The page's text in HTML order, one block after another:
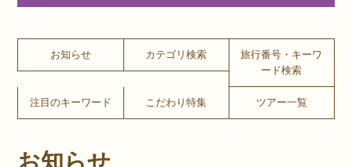
お知らせ カテゴリ検索
旅行番号・キーワ
ード検索
注目のキーワード こだわり特集 ツアー一覧
お知らせ